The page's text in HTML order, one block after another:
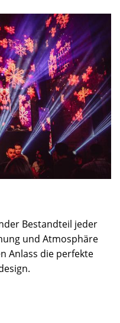
Bestandteil jeder
und Atmosphäre
Anlass die perfekte